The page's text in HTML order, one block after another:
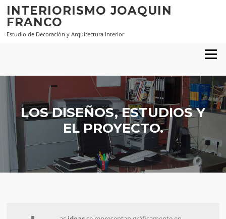
Saltar al contenido
INTERIORISMO JOAQUIN
FRANCO
Estudio de Decoración y Arquitectura Interior
Menú
LOS DISEÑOS, ESTUDIOS Y
EL PROYECTO.